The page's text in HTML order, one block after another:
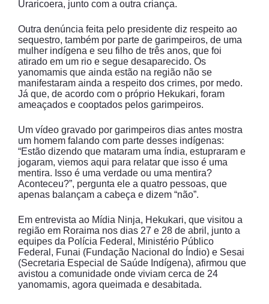
Uraricoera, junto com a outra criança.
Outra denúncia feita pelo presidente diz respeito ao
sequestro, também por parte de garimpeiros, de uma
mulher indígena e seu filho de três anos, que foi
atirado em um rio e segue desaparecido. Os
yanomamis que ainda estão na região não se
manifestaram ainda a respeito dos crimes, por medo.
Já que, de acordo com o próprio Hekukari, foram
ameaçados e cooptados pelos garimpeiros.
Um vídeo gravado por garimpeiros dias antes mostra
um homem falando com parte desses indígenas:
“Estão dizendo que mataram uma índia, estupraram e
jogaram, viemos aqui para relatar que isso é uma
mentira. Isso é uma verdade ou uma mentira?
Aconteceu?”, pergunta ele a quatro pessoas, que
apenas balançam a cabeça e dizem “não”.
Em entrevista ao Mídia Ninja, Hekukari, que visitou a
região em Roraima nos dias 27 e 28 de abril, junto a
equipes da Polícia Federal, Ministério Público
Federal, Funai (Fundação Nacional do Índio) e Sesai
(Secretaria Especial de Saúde Indígena), afirmou que
avistou a comunidade onde viviam cerca de 24
yanomamis, agora queimada e desabitada.